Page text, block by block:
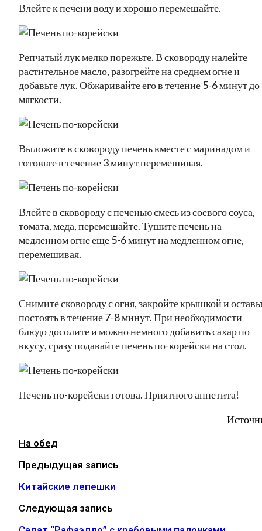
Влейте к печени воду и хорошо перемешайте.
Репчатый лук мелко порежьте. В сковороду налейте
растительное масло, разогрейте на среднем огне и
добавьте лук. Обжаривайте его в течение 5-6 минут до
мягкости.
Выложите в сковороду печень вместе с маринадом и
готовьте в течение 3 минут перемешивая.
Влейте в сковороду с печенью смесь из соевого соуса,
томата, меда, перемешайте. Тушите печень на
медленном огне еще 5-6 минут на медленном огне,
перемешивая.
Снимите сковороду с огня, закройте крышкой и
постоять в течение 7-8 минут. При необходимости
блюдо досолите и можно немного добавить сахар по
вкусу, сразу подавайте печень по-корейски на стол.
Печень по-корейски готова. Приятного аппетита!
На обед
Предыдущая запись
Китайские лепешки
Следующая запись